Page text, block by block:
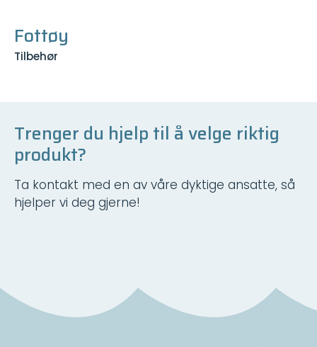
Fottøy
Tilbehør
Trenger du hjelp til å velge riktig
produkt?
Ta kontakt med en av våre dyktige ansatte, så
hjelper vi deg gjerne!